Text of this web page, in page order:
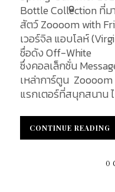
Bottle Collection ที่
สัตว์ Zoooom with
เวอร์จิล แอบโลห์
ชื่อดัง Off-White
0
ซึ่งคอลเล็กชั่น
เหล่าการ์ตูน
แรกเตอร์ที่สนุกสนาน
ถึงการมอบของขวัญใ
หรือกระเป๋า Soft
Soft Trunk และ
CONTINUE READING
CONTINUE READING
0